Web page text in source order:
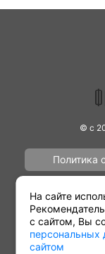
© с
Политика
На сайте
с сайтом, Вы
персональных
сайтом